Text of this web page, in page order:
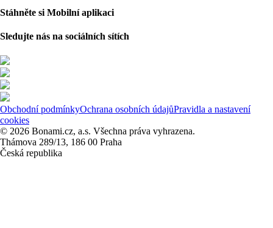
Stáhněte si Mobilní aplikaci
Sledujte nás na sociálních sítích
Obchodní podmínkyOchrana osobních údajůPravidla a nastavení
cookies
© 2026 Bonami.cz, a.s. Všechna práva vyhrazena.
Thámova 289/13, 186 00 Praha
Česká republika